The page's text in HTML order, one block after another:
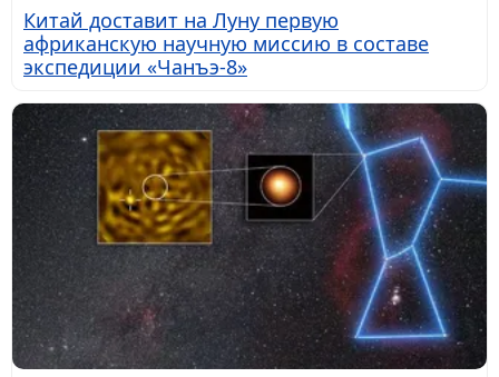
Китай доставит на Луну первую
африканскую научную миссию в составе
экспедиции «Чанъэ-8»